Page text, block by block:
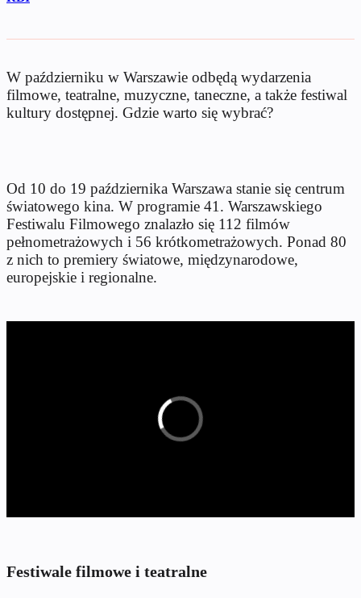
W październiku w Warszawie odbędą wydarzenia
filmowe, teatralne, muzyczne, taneczne, a także festiwal
kultury dostępnej. Gdzie warto się wybrać?
Od 10 do 19 października Warszawa stanie się centrum
światowego kina. W programie 41. Warszawskiego
Festiwalu Filmowego znalazło się 112 filmów
pełnometrażowych i 56 krótkometrażowych. Ponad 80
z nich to premiery światowe, międzynarodowe,
europejskie i regionalne.
Festiwale filmowe i teatralne